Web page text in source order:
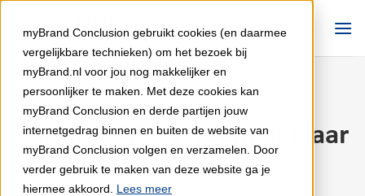
myBrand Conclusion gebruikt cookies (en daarmee
vergelijkbare technieken) om het bezoek bij
myBrand.nl voor jou nog makkelijker en
persoonlijker te maken. Met deze cookies kan
myBrand Conclusion en derde partijen jouw
internetgedrag binnen en buiten de website van
myBrand Conclusion volgen en verzamelen. Door
verder gebruik te maken van deze website ga je
hiermee akkoord. Lees meer
naar
inhoud
KENNIS
Is jouw SAP-systeem al klaar
voor CSRD?